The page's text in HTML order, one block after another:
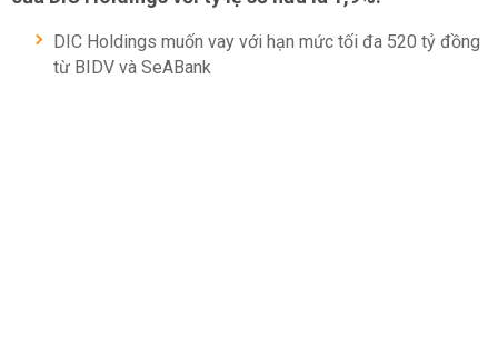
DIC Holdings muốn vay với hạn mức tối đa 520 tỷ đồng
từ BIDV và SeABank